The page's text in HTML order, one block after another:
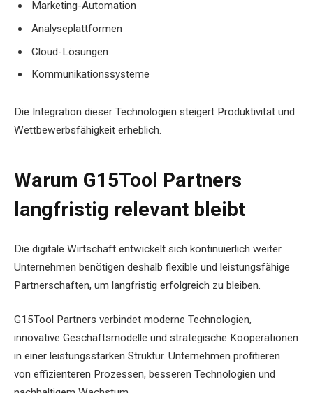
Marketing-Automation
Analyseplattformen
Cloud-Lösungen
Kommunikationssysteme
Die Integration dieser Technologien steigert Produktivität und
Wettbewerbsfähigkeit erheblich.
Warum G15Tool Partners
langfristig relevant bleibt
Die digitale Wirtschaft entwickelt sich kontinuierlich weiter.
Unternehmen benötigen deshalb flexible und leistungsfähige
Partnerschaften, um langfristig erfolgreich zu bleiben.
G15Tool Partners verbindet moderne Technologien,
innovative Geschäftsmodelle und strategische Kooperationen
in einer leistungsstarken Struktur. Unternehmen profitieren
von effizienteren Prozessen, besseren Technologien und